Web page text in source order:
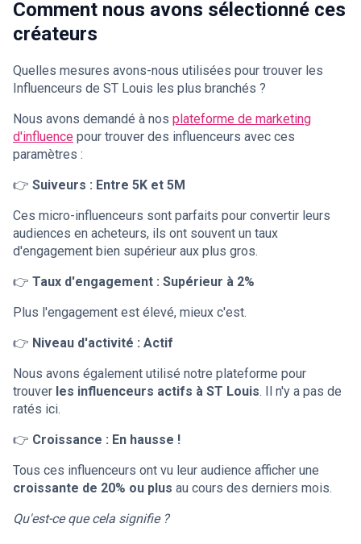
Comment nous avons sélectionné ces
créateurs
Quelles mesures avons-nous utilisées pour trouver les
Influenceurs de ST Louis les plus branchés ?
Nous avons demandé à nos plateforme de marketing
d'influence pour trouver des influenceurs avec ces
paramètres :
👉 Suiveurs : Entre 5K et 5M
Ces micro-influenceurs sont parfaits pour convertir leurs
audiences en acheteurs, ils ont souvent un taux
d'engagement bien supérieur aux plus gros.
👉 Taux d'engagement : Supérieur à 2%
Plus l'engagement est élevé, mieux c'est.
👉 Niveau d'activité : Actif
Nous avons également utilisé notre plateforme pour
trouver les influenceurs actifs à ST Louis. Il n'y a pas de
ratés ici.
👉 Croissance : En hausse !
Tous ces influenceurs ont vu leur audience afficher une
croissante de 20% ou plus au cours des derniers mois.
Qu'est-ce que cela signifie ?